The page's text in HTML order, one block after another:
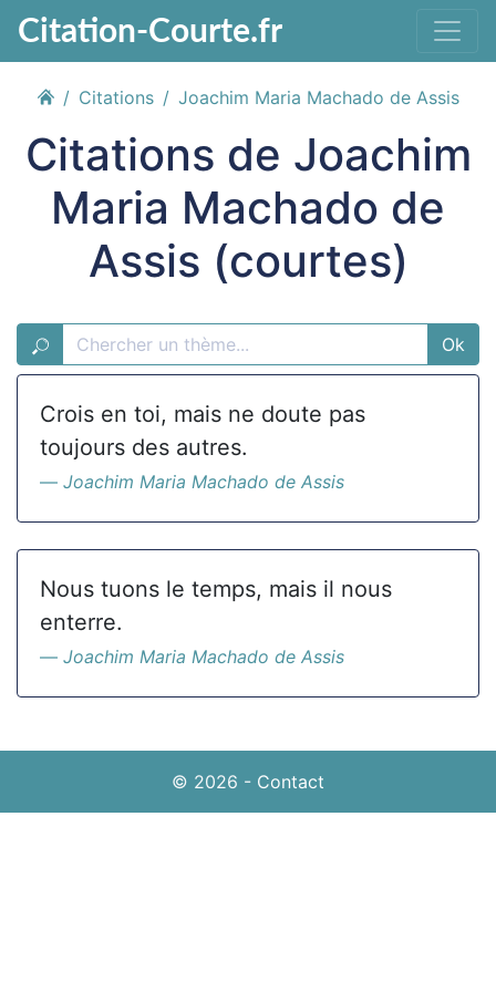
Citation-Courte.fr
Citations Joachim Maria Machado de Assis
Citations de Joachim
Maria Machado de
Assis (courtes)
Ok
Crois en toi, mais ne doute pas
toujours des autres.
Joachim Maria Machado de Assis
Nous tuons le temps, mais il nous
enterre.
Joachim Maria Machado de Assis
© 2026 - Contact